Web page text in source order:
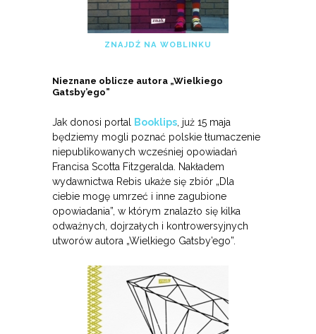
ZNAJDŹ NA WOBLINKU
Nieznane oblicze autora „Wielkiego
Gatsby’ego”
Jak donosi portal Booklips, już 15 maja
będziemy mogli poznać polskie tłumaczenie
niepublikowanych wcześniej opowiadań
Francisa Scotta Fitzgeralda. Nakładem
wydawnictwa Rebis ukaże się zbiór „Dla
ciebie mogę umrzeć i inne zagubione
opowiadania”, w którym znalazło się kilka
odważnych, dojrzałych i kontrowersyjnych
utworów autora „Wielkiego Gatsby’ego”.